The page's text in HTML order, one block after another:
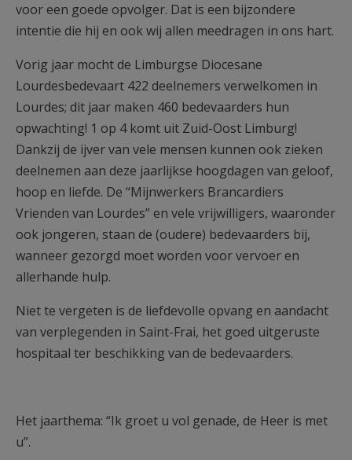
voor een goede opvolger. Dat is een bijzondere
intentie die hij en ook wij allen meedragen in ons hart.
Vorig jaar mocht de Limburgse Diocesane
Lourdesbedevaart 422 deelnemers verwelkomen in
Lourdes; dit jaar maken 460 bedevaarders hun
opwachting! 1 op 4 komt uit Zuid-Oost Limburg!
Dankzij de ijver van vele mensen kunnen ook zieken
deelnemen aan deze jaarlijkse hoogdagen van geloof,
hoop en liefde. De “Mijnwerkers Brancardiers
Vrienden van Lourdes” en vele vrijwilligers, waaronder
ook jongeren, staan de (oudere) bedevaarders bij,
wanneer gezorgd moet worden voor vervoer en
allerhande hulp.
Niet te vergeten is de liefdevolle opvang en aandacht
van verplegenden in Saint-Frai, het goed uitgeruste
hospitaal ter beschikking van de bedevaarders.
Het jaarthema: “Ik groet u vol genade, de Heer is met
u”.